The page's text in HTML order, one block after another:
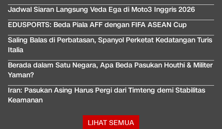
Jadwal Siaran Langsung Veda Ega di Moto3 Inggris 2026
EDUSPORTS: Beda Piala AFF dengan FIFA ASEAN Cup
Saling Balas di Perbatasan, Spanyol Perketat Kedatangan Turis
Italia
Berada dalam Satu Negara, Apa Beda Pasukan Houthi & Militer
Yaman?
Iran: Pasukan Asing Harus Pergi dari Timteng demi Stabilitas
Keamanan
LIHAT SEMUA